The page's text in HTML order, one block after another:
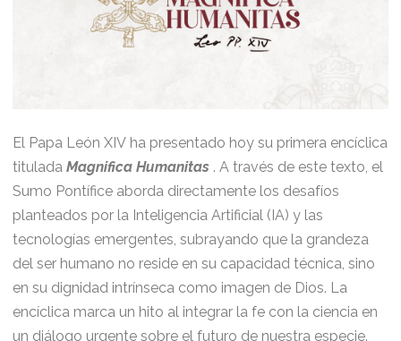
El Papa León XIV ha presentado hoy su primera encíclica
titulada Magnifica Humanitas . A través de este texto, el
Sumo Pontífice aborda directamente los desafíos
planteados por la Inteligencia Artificial (IA) y las
tecnologías emergentes, subrayando que la grandeza
del ser humano no reside en su capacidad técnica, sino
en su dignidad intrínseca como imagen de Dios. La
encíclica marca un hito al integrar la fe con la ciencia en
un diálogo urgente sobre el futuro de nuestra especie.